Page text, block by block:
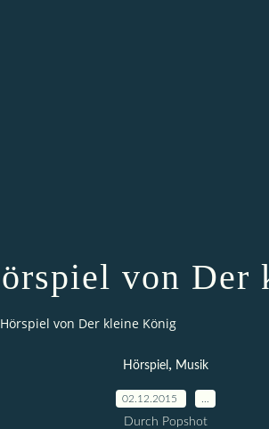
von Der
von Der kleine König
Hörspiel , Musik
02.12.2015
Durch Popshot